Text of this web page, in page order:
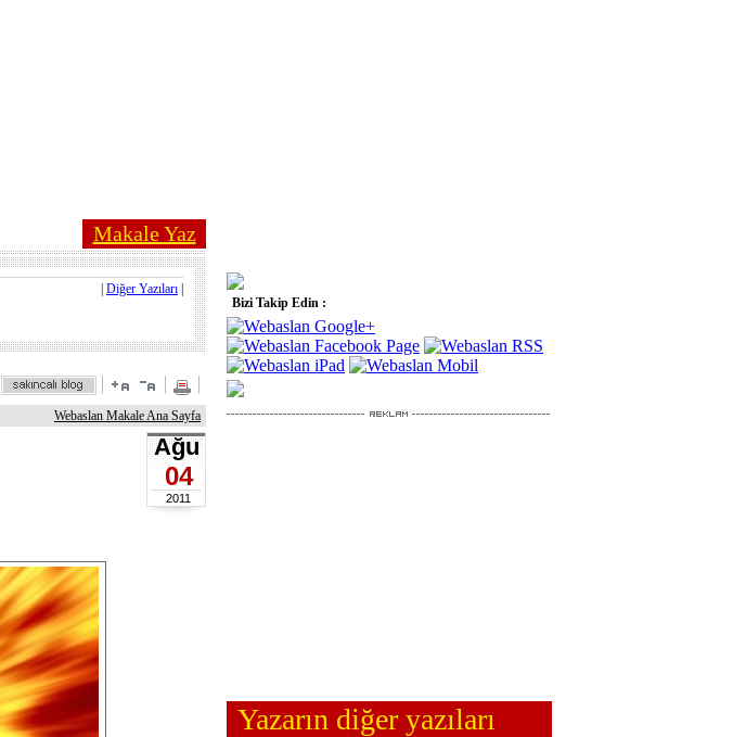
Makale Yaz
Diğer Yazıları
Webaslan Makale Ana Sayfa
Ağu
04
2011
Bizi Takip Edin :
Yazarın diğer yazıları